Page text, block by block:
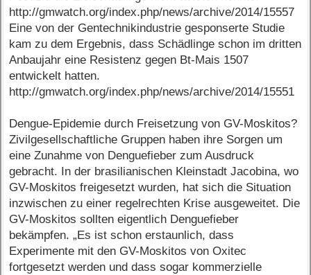
http://gmwatch.org/index.php/news/archive/2014/15557
Eine von der Gentechnikindustrie gesponserte Studie
kam zu dem Ergebnis, dass Schädlinge schon im dritten
Anbaujahr eine Resistenz gegen Bt-Mais 1507
entwickelt hatten.
http://gmwatch.org/index.php/news/archive/2014/15551
Dengue-Epidemie durch Freisetzung von GV-Moskitos?
Zivilgesellschaftliche Gruppen haben ihre Sorgen um
eine Zunahme von Denguefieber zum Ausdruck
gebracht. In der brasilianischen Kleinstadt Jacobina, wo
GV-Moskitos freigesetzt wurden, hat sich die Situation
inzwischen zu einer regelrechten Krise ausgeweitet. Die
GV-Moskitos sollten eigentlich Denguefieber
bekämpfen. „Es ist schon erstaunlich, dass
Experimente mit den GV-Moskitos von Oxitec
fortgesetzt werden und dass sogar kommerzielle